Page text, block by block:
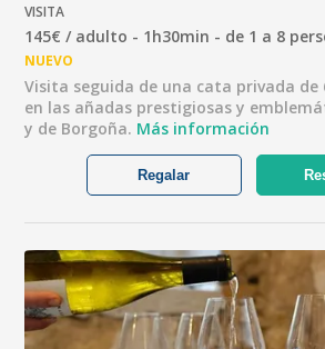
VISITA
145€ / adulto - 1h30min - de 1 a 8
NUEVO
Visita seguida de una cata privada de
en las añadas prestigiosas y
y de Borgoña. Más información
Regalar